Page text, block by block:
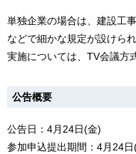
単独企業の場合は、建設工
などで細かな規定が設けら
実施については、TV会議方
公告概要
公告日：4月24日(金)
参加申込提出期間：4月24